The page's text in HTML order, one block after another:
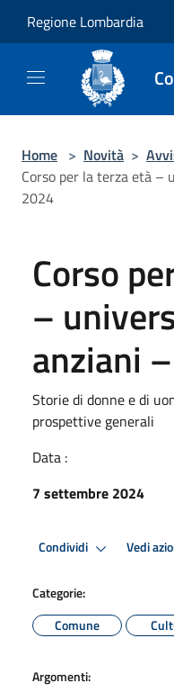
Regione Lombardia
Home > Novità >
Corso per la terza età –
2024
Corso
–
anziani
Storie di donne e di
prospettive generali
Data :
7 settembre 2024
Condividi Vedi
Categorie:
Comune
Argomenti: